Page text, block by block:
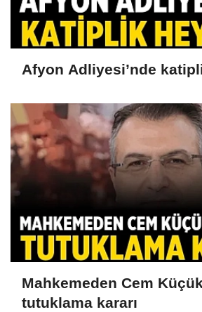
Afyon Adliyesi’nde
Mahkemeden Cem
tutuklama kararı